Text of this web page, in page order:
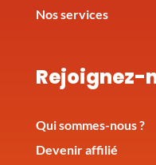
Nos services
Rejoignez-
Qui sommes-nous ?
Devenir affilié